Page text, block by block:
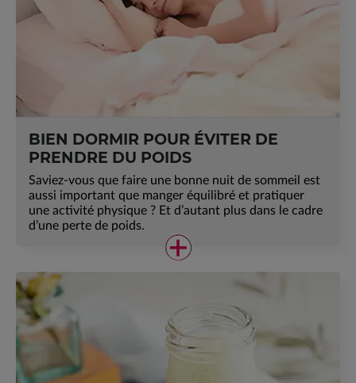
BIEN DORMIR POUR ÉVITER DE
PRENDRE DU POIDS
Saviez-vous que faire une bonne nuit de sommeil est
aussi important que manger équilibré et pratiquer
une activité physique ? Et d’autant plus dans le cadre
d’une perte de poids.